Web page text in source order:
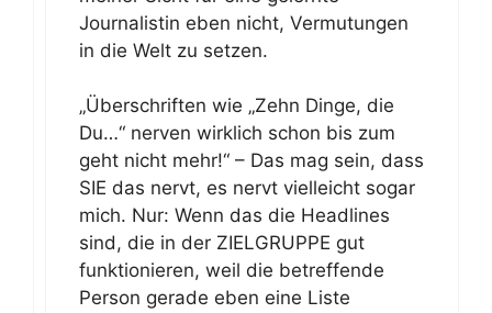
Journalistin eben nicht, Vermutungen
in die Welt zu setzen.
„Überschriften wie „Zehn Dinge, die
Du…“ nerven wirklich schon bis zum
geht nicht mehr!“ – Das mag sein, dass
SIE das nervt, es nervt vielleicht sogar
mich. Nur: Wenn das die Headlines
sind, die in der ZIELGRUPPE gut
funktionieren, weil die betreffende
Person gerade eben eine Liste